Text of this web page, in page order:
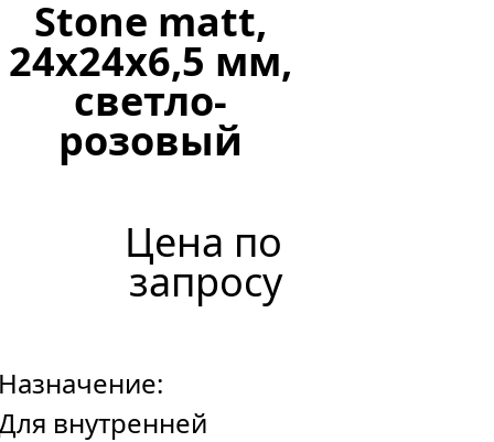
Stone matt,
24x24x6,5 мм,
светло-
розовый
Цена по
запросу
внутренней